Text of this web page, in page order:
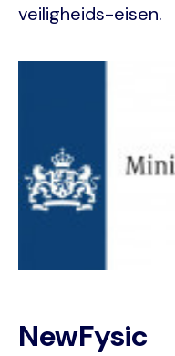
veiligheids-eisen.
NewFysic